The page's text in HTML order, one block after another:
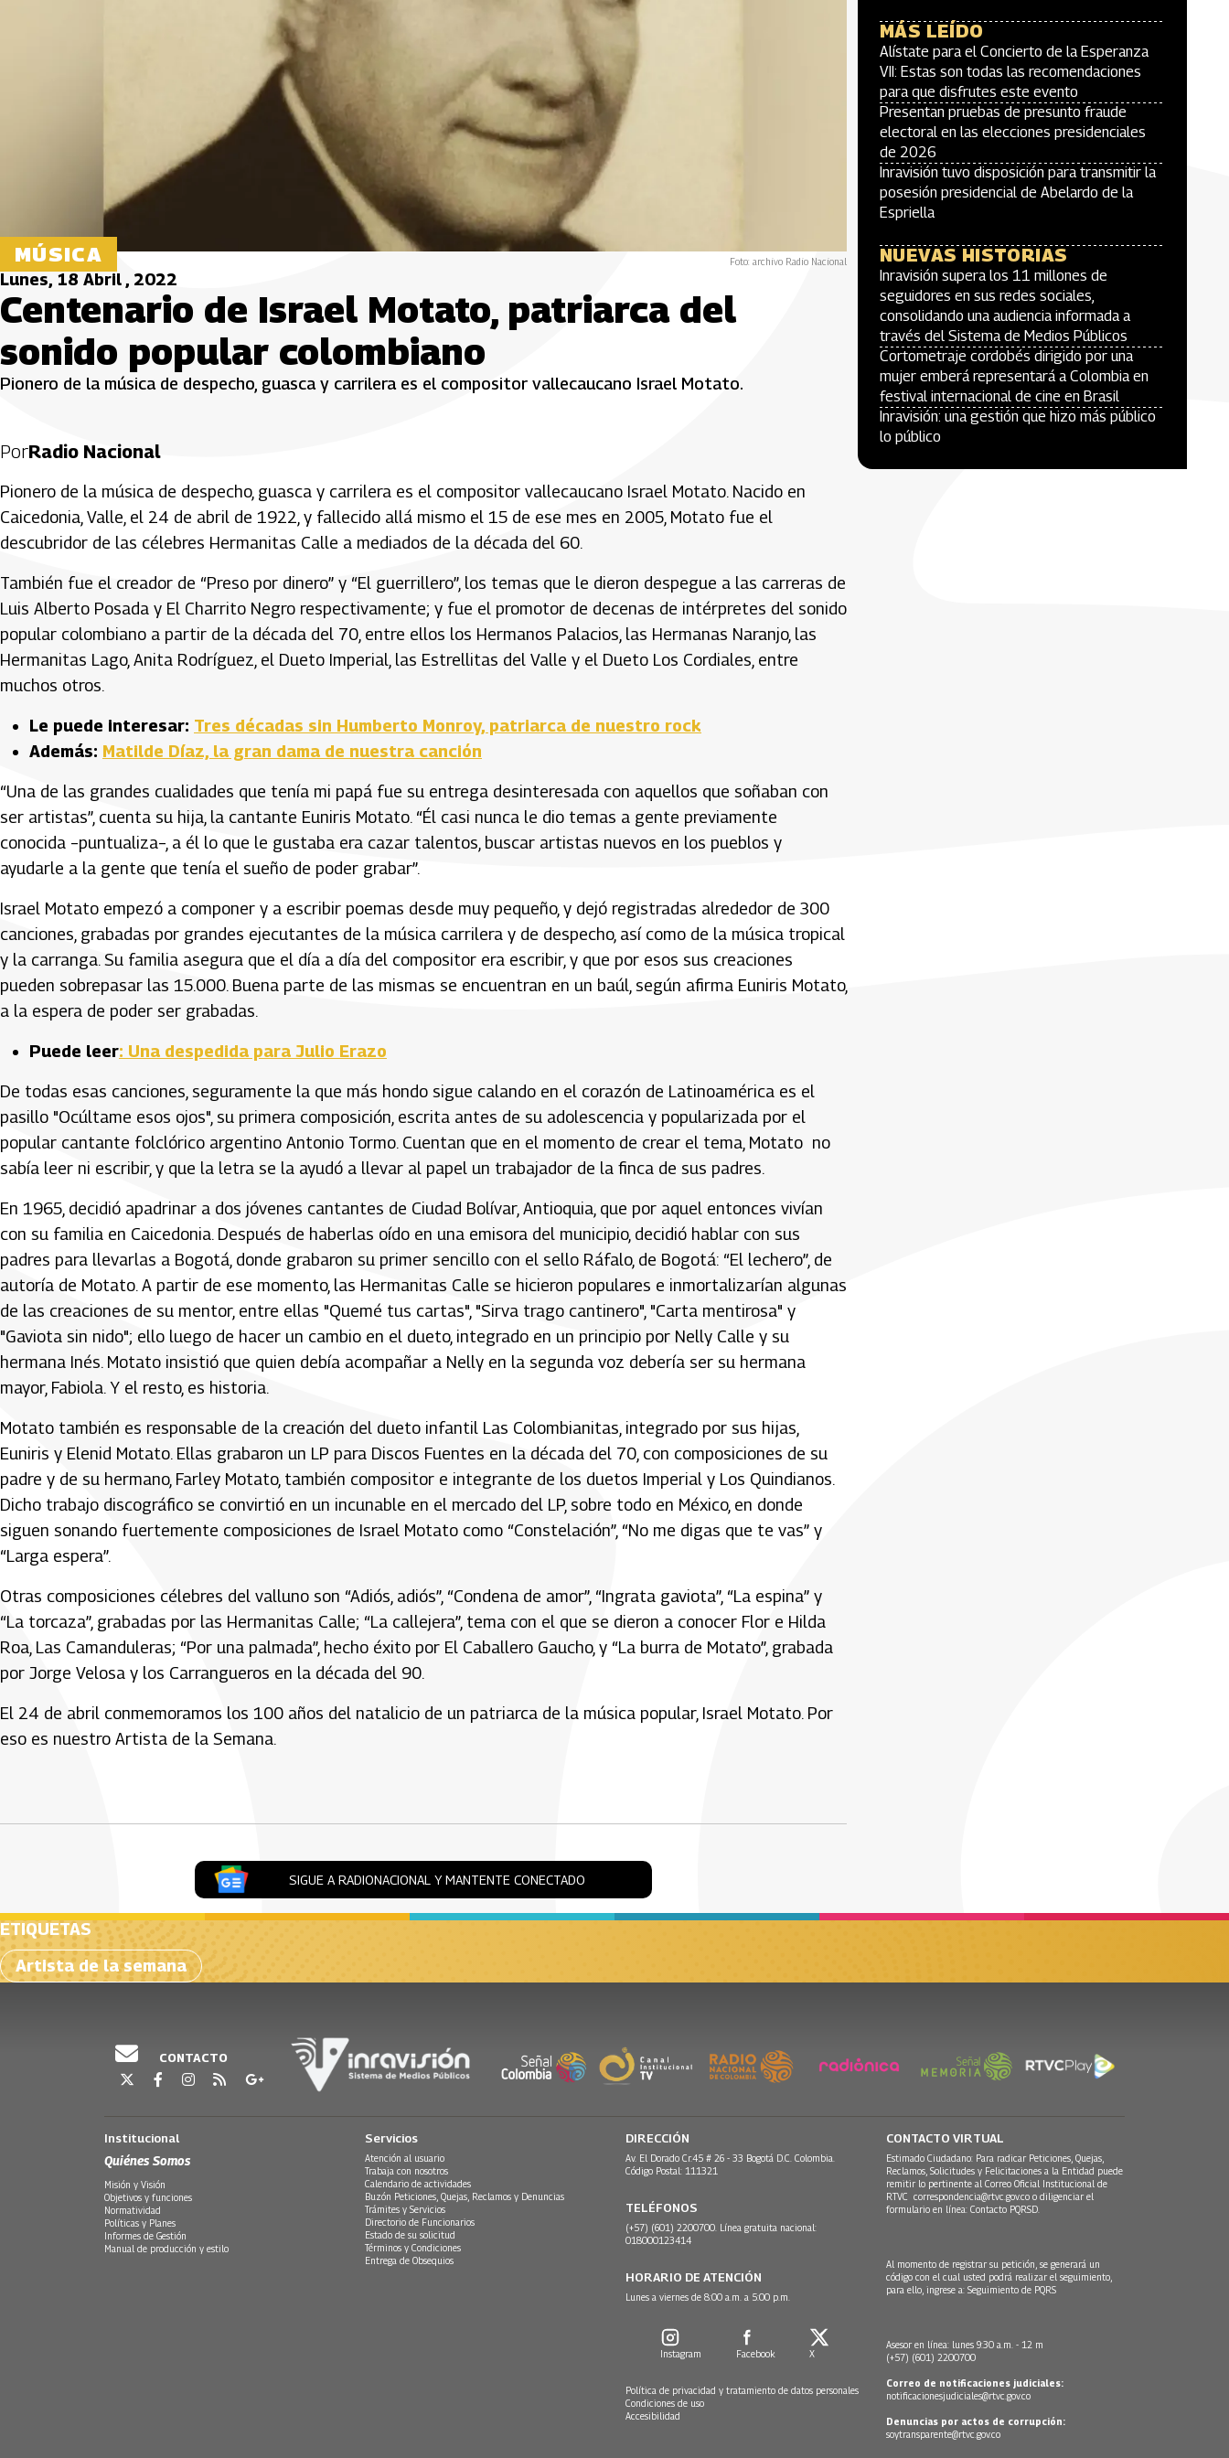
MÚSICA Foto: archivo Radio Nacional
Lunes, 18 Abril , 2022
Centenario de Israel Motato, patriarca del
sonido popular colombiano
Pionero de la música de despecho, guasca y carrilera es el compositor vallecaucano Israel Motato.
PorRadio Nacional
Pionero de la música de despecho, guasca y carrilera es el compositor vallecaucano Israel Motato. Nacido en
Caicedonia, Valle, el 24 de abril de 1922, y fallecido allá mismo el 15 de ese mes en 2005, Motato fue el
descubridor de las célebres Hermanitas Calle a mediados de la década del 60.
También fue el creador de “Preso por dinero” y “El guerrillero”, los temas que le dieron despegue a las carreras de
Luis Alberto Posada y El Charrito Negro respectivamente; y fue el promotor de decenas de intérpretes del sonido
popular colombiano a partir de la década del 70, entre ellos los Hermanos Palacios, las Hermanas Naranjo, las
Hermanitas Lago, Anita Rodríguez, el Dueto Imperial, las Estrellitas del Valle y el Dueto Los Cordiales, entre
muchos otros.
Le puede interesar: Tres décadas sin Humberto Monroy, patriarca de nuestro rock
Además: Matilde Díaz, la gran dama de nuestra canción
“Una de las grandes cualidades que tenía mi papá fue su entrega desinteresada con aquellos que soñaban con
ser artistas”, cuenta su hija, la cantante Euniris Motato. “Él casi nunca le dio temas a gente previamente
conocida –puntualiza–, a él lo que le gustaba era cazar talentos, buscar artistas nuevos en los pueblos y
ayudarle a la gente que tenía el sueño de poder grabar”.
Israel Motato empezó a componer y a escribir poemas desde muy pequeño, y dejó registradas alrededor de 300
canciones, grabadas por grandes ejecutantes de la música carrilera y de despecho, así como de la música tropical
y la carranga. Su familia asegura que el día a día del compositor era escribir, y que por esos sus creaciones
pueden sobrepasar las 15.000. Buena parte de las mismas se encuentran en un baúl, según afirma Euniris Motato,
a la espera de poder ser grabadas.
Puede leer: Una despedida para Julio Erazo
De todas esas canciones, seguramente la que más hondo sigue calando en el corazón de Latinoamérica es el
pasillo "Ocúltame esos ojos", su primera composición, escrita antes de su adolescencia y popularizada por el
popular cantante folclórico argentino Antonio Tormo. Cuentan que en el momento de crear el tema, Motato no
sabía leer ni escribir, y que la letra se la ayudó a llevar al papel un trabajador de la finca de sus padres.
En 1965, decidió apadrinar a dos jóvenes cantantes de Ciudad Bolívar, Antioquia, que por aquel entonces vivían
con su familia en Caicedonia. Después de haberlas oído en una emisora del municipio, decidió hablar con sus
padres para llevarlas a Bogotá, donde grabaron su primer sencillo con el sello Ráfalo, de Bogotá: “El lechero”, de
autoría de Motato. A partir de ese momento, las Hermanitas Calle se hicieron populares e inmortalizarían algunas
de las creaciones de su mentor, entre ellas "Quemé tus cartas", "Sirva trago cantinero", "Carta mentirosa" y
"Gaviota sin nido"; ello luego de hacer un cambio en el dueto, integrado en un principio por Nelly Calle y su
hermana Inés. Motato insistió que quien debía acompañar a Nelly en la segunda voz debería ser su hermana
mayor, Fabiola. Y el resto, es historia.
Motato también es responsable de la creación del dueto infantil Las Colombianitas, integrado por sus hijas,
Euniris y Elenid Motato. Ellas grabaron un LP para Discos Fuentes en la década del 70, con composiciones de su
padre y de su hermano, Farley Motato, también compositor e integrante de los duetos Imperial y Los Quindianos.
Dicho trabajo discográfico se convirtió en un incunable en el mercado del LP, sobre todo en México, en donde
siguen sonando fuertemente composiciones de Israel Motato como “Constelación”, “No me digas que te vas” y
“Larga espera”.
Otras composiciones célebres del valluno son “Adiós, adiós”, “Condena de amor”, “Ingrata gaviota”, “La espina” y
“La torcaza”, grabadas por las Hermanitas Calle; “La callejera”, tema con el que se dieron a conocer Flor e Hilda
Roa, Las Camanduleras; “Por una palmada”, hecho éxito por El Caballero Gaucho, y “La burra de Motato”, grabada
por Jorge Velosa y los Carrangueros en la década del 90.
El 24 de abril conmemoramos los 100 años del natalicio de un patriarca de la música popular, Israel Motato. Por
eso es nuestro Artista de la Semana.
SIGUE A RADIONACIONAL Y MANTENTE CONECTADO
MÁS LEÍDO
Alístate para el Concierto de la Esperanza
VII: Estas son todas las recomendaciones
para que disfrutes este evento
Presentan pruebas de presunto fraude
electoral en las elecciones presidenciales
de 2026
Inravisión tuvo disposición para transmitir la
posesión presidencial de Abelardo de la
Espriella
NUEVAS HISTORIAS
Inravisión supera los 11 millones de
seguidores en sus redes sociales,
consolidando una audiencia informada a
través del Sistema de Medios Públicos
Cortometraje cordobés dirigido por una
mujer emberá representará a Colombia en
festival internacional de cine en Brasil
Inravisión: una gestión que hizo más público
lo público
ETIQUETAS
Artista de la semana
CONTACTO
Institucional
Quiénes Somos
Misión y Visión
Objetivos y funciones
Normatividad
Políticas y Planes
Informes de Gestión
Manual de producción y estilo
Servicios
Atención al usuario
Trabaja con nosotros
Calendario de actividades
Buzón Peticiones, Quejas, Reclamos y Denuncias
Trámites y Servicios
Directorio de Funcionarios
Estado de su solicitud
Términos y Condiciones
Entrega de Obsequios
DIRECCIÓN
Av. El Dorado Cr.45 # 26 - 33 Bogotá D.C. Colombia.
Código Postal: 111321
TELÉFONOS
(+57) (601) 2200700. Línea gratuita nacional:
018000123414
HORARIO DE ATENCIÓN
Lunes a viernes de 8:00 a.m. a 5:00 p.m.
Instagram Facebook X
Política de privacidad y tratamiento de datos personales
Condiciones de uso
Accesibilidad
CONTACTO VIRTUAL
Estimado Ciudadano: Para radicar Peticiones, Quejas,
Reclamos, Solicitudes y Felicitaciones a la Entidad puede
remitir lo pertinente al Correo Oficial Institucional de
RTVC correspondencia@rtvc.gov.co o diligenciar el
formulario en línea: Contacto PQRSD.
Al momento de registrar su petición, se generará un
código con el cual usted podrá realizar el seguimiento,
para ello, ingrese a: Seguimiento de PQRS
Asesor en línea: lunes 9:30 a.m. - 12 m
(+57) (601) 2200700
Correo de notificaciones judiciales:
notificacionesjudiciales@rtvc.gov.co
Denuncias por actos de corrupción:
soytransparente@rtvc.gov.co